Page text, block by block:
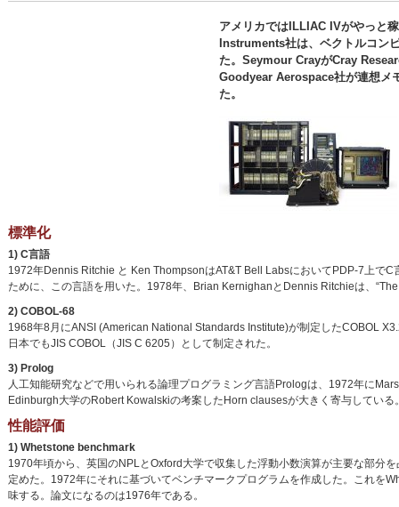
アメリカではILLIAC IVがやっと
Instruments社は、ベクトルコン
た。Seymour CrayがCray
Goodyear Aerospace社が連想メ
た。
標準化
1) C言語
1972年Dennis Ritchie と Ken ThompsonはAT&T Bell LabsにおいてPDP-7上で
ために、この言語を用いた。1978年、Brian KernighanとDennis Ritchieは、
2) COBOL-68
1968年8月にANSI (American National Standards Institute)が制定したCOBOL
日本でもJIS COBOL（JIS C 6205）として制定された。
3) Prolog
人工知能研究などで用いられる論理プログラミング言語Prologは、1972年に
Edinburgh大学のRobert Kowalskiの考案したHorn clausesが大きく寄与してい
性能評価
1) Whetstone benchmark
1970年頃から、英国のNPLとOxford大学で収集した浮動小数演算が主要な部分
定めた。1972年にそれに基づいてベンチマークプログラムを作成した。これを
味する。論文になるのは1976年である。